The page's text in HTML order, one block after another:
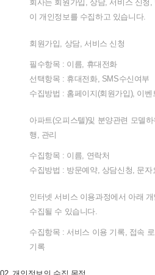
회사는 회원가입 , 상담, 서비스 신청 ,
이 개인정보를 수집하고 있습니다.
회원가입, 상담, 서비스 신청
필수항목 : 이름, 휴대전화
선택항목 : 휴대전화, SMS수신여부
수집방법 : 홈페이지 (회원가입), 이벤
아파트(오피스텔)및 분양관련 모델
행 , 관리
수집항목 : 이름, 연락처
수집방법 : 방문예약, 상담신청, 문자
인터넷 서비스 이용과정에서 아래
수집될 수 있습니다.
수집항목 : 서비스 이용 기록, 접속
기록